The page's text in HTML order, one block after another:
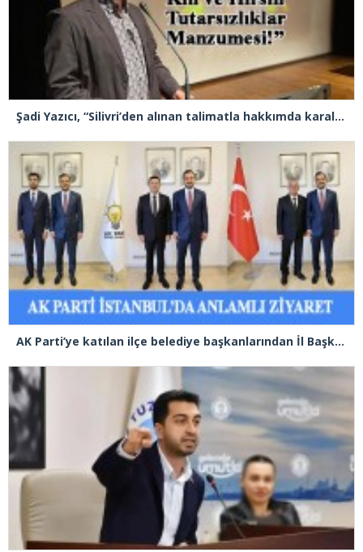
Şadi Yazıcı, “Silivri’den alınan talimatla hakkımda karalama kampanyası yürütülüyor”
AK Parti’ye katılan ilçe belediye başkanlarından İl Başkanı Özdemir’e ziyaret